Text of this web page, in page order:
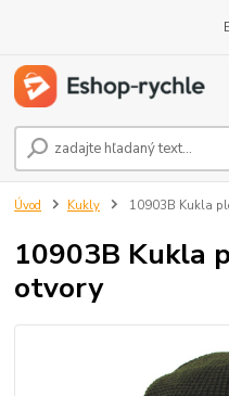
Úvod Kukly 10903B Kukla
10903B Kukla
otvory